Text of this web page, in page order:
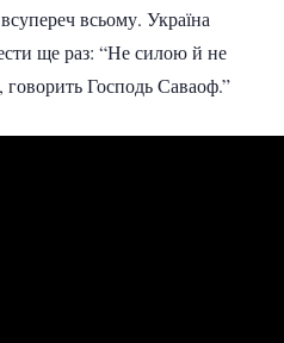
всьому. Україна
ще раз: “Не силою й не
Господь Саваоф.”